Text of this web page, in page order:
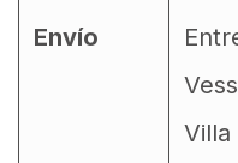
Envío
Villa